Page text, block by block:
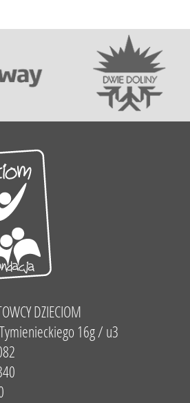
DZIECIOM
16g / u3